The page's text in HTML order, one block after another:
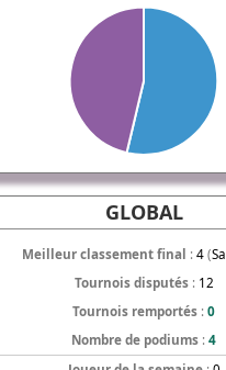
GLOBAL
Meilleur classement final : 4(
Tournois disputés: 12
Tournois remportés : 0
Nombre de podiums : 4